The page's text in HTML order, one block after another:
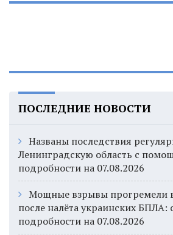
ПОСЛЕДНИЕ НОВОСТИ
Названы последствия
Ленинградскую область с
подробности на 07.08.2026
Мощные взрывы прогремели
после налёта украинских БПЛА:
подробности на 07.08.2026